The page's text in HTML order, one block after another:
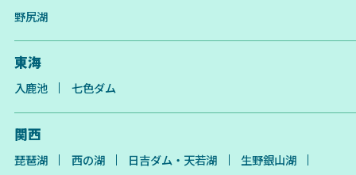
野尻湖
東海
入鹿池 七色ダム
関西
琵琶湖 西の湖 日吉ダム・天若湖
生野銀山湖